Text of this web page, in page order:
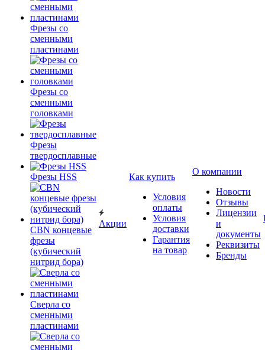
Фрезы со
сменными
пластинами
Фрезы со
сменными
головками
Фрезы
твердосплавные
Фрезы HSS
CBN концевые
фрезы
(кубический
нитрид бора)
Сверла со
сменными
пластинами
Акции
Как купить
Условия
оплаты
Условия
доставки
Гарантия
на товар
О компании
Новости
Отзывы
Лицензии
и
документы
Реквизиты
Бренды